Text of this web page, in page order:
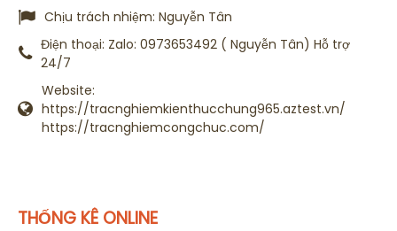
Chịu trách nhiệm: Nguyễn Tân
Điện thoại: Zalo: 0973653492 ( Nguyễn Tân) Hỗ trợ
24/7
Website:
https://tracnghiemkienthucchung965.aztest.vn/
https://tracnghiemcongchuc.com/
THỐNG KÊ ONLINE